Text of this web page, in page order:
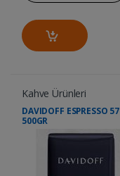
Kahve Ürünleri
DAVIDOFF ESPRESSO 57
500GR